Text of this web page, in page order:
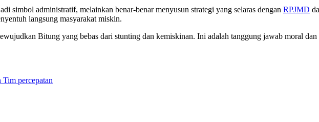
simbol administratif, melainkan benar-benar menyusun strategi yang selaras dengan RPJMD
langsung masyarakat miskin.
Bitung yang bebas dari stunting dan kemiskinan. Ini adalah tanggung jawab moral dan
Tim percepatan